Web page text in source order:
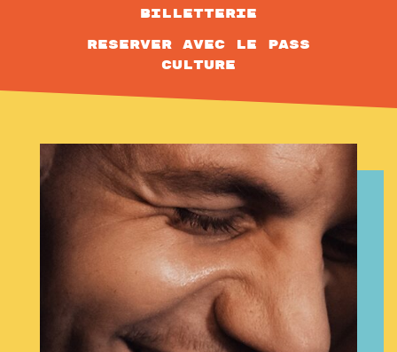
Billetterie
RESERVER AVEC LE PASS
CULTURE